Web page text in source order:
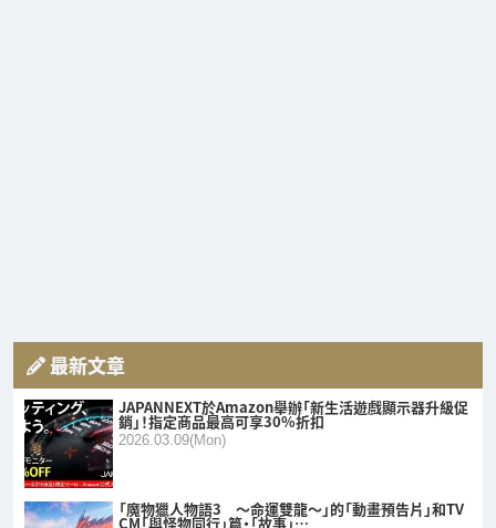
最新文章
JAPANNEXT於Amazon舉辦「新生活遊戲顯示器升級促
銷」！指定商品最高可享30%折扣
2026.03.09(Mon)
「魔物獵人物語3 ～命運雙龍～」的「動畫預告片」和TV
CM「與怪物同行」篇・「故事」…